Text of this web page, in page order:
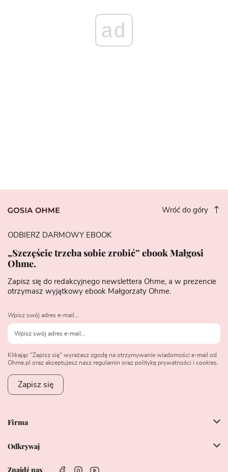
ad
Wróć do góry
Firma
Odkrywaj
Znajdź nas
ODBIERZ DARMOWY EBOOK
„Szczęście trzeba sobie zrobić” ebook Małgosi
Ohme.
Zapisz się do redakcyjnego newslettera Ohme, a w prezencie
otrzymasz wyjątkowy ebook Małgorzaty Ohme.
Wpisz swój adres e-mail...
Klikając "Zapisz się" wyrażasz zgodę na otrzymywanie wiadomości e-mail od
Ohme.pl oraz akceptujesz nasz regulamin oraz politykę prywatności i cookies.
Zapisz się